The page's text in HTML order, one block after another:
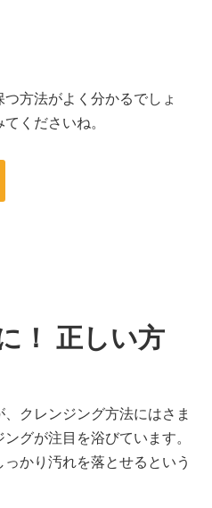
方法がよく分かるでしょ
くださいね。
！ 正しい方
クレンジング方法にはさま
グが注目を浴びています。
かり汚れを落とせるという